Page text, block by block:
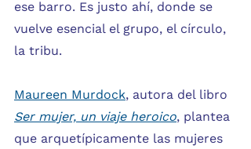
ese barro. Es justo ahí, donde se
vuelve esencial el grupo, el círculo,
la tribu.
Maureen Murdock, autora del libro
Ser mujer, un viaje heroico, plantea
que arquetípicamente las mujeres